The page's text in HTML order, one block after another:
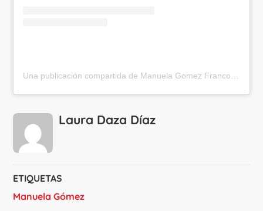
Laura Daza Díaz
ETIQUETAS
Manuela Gómez